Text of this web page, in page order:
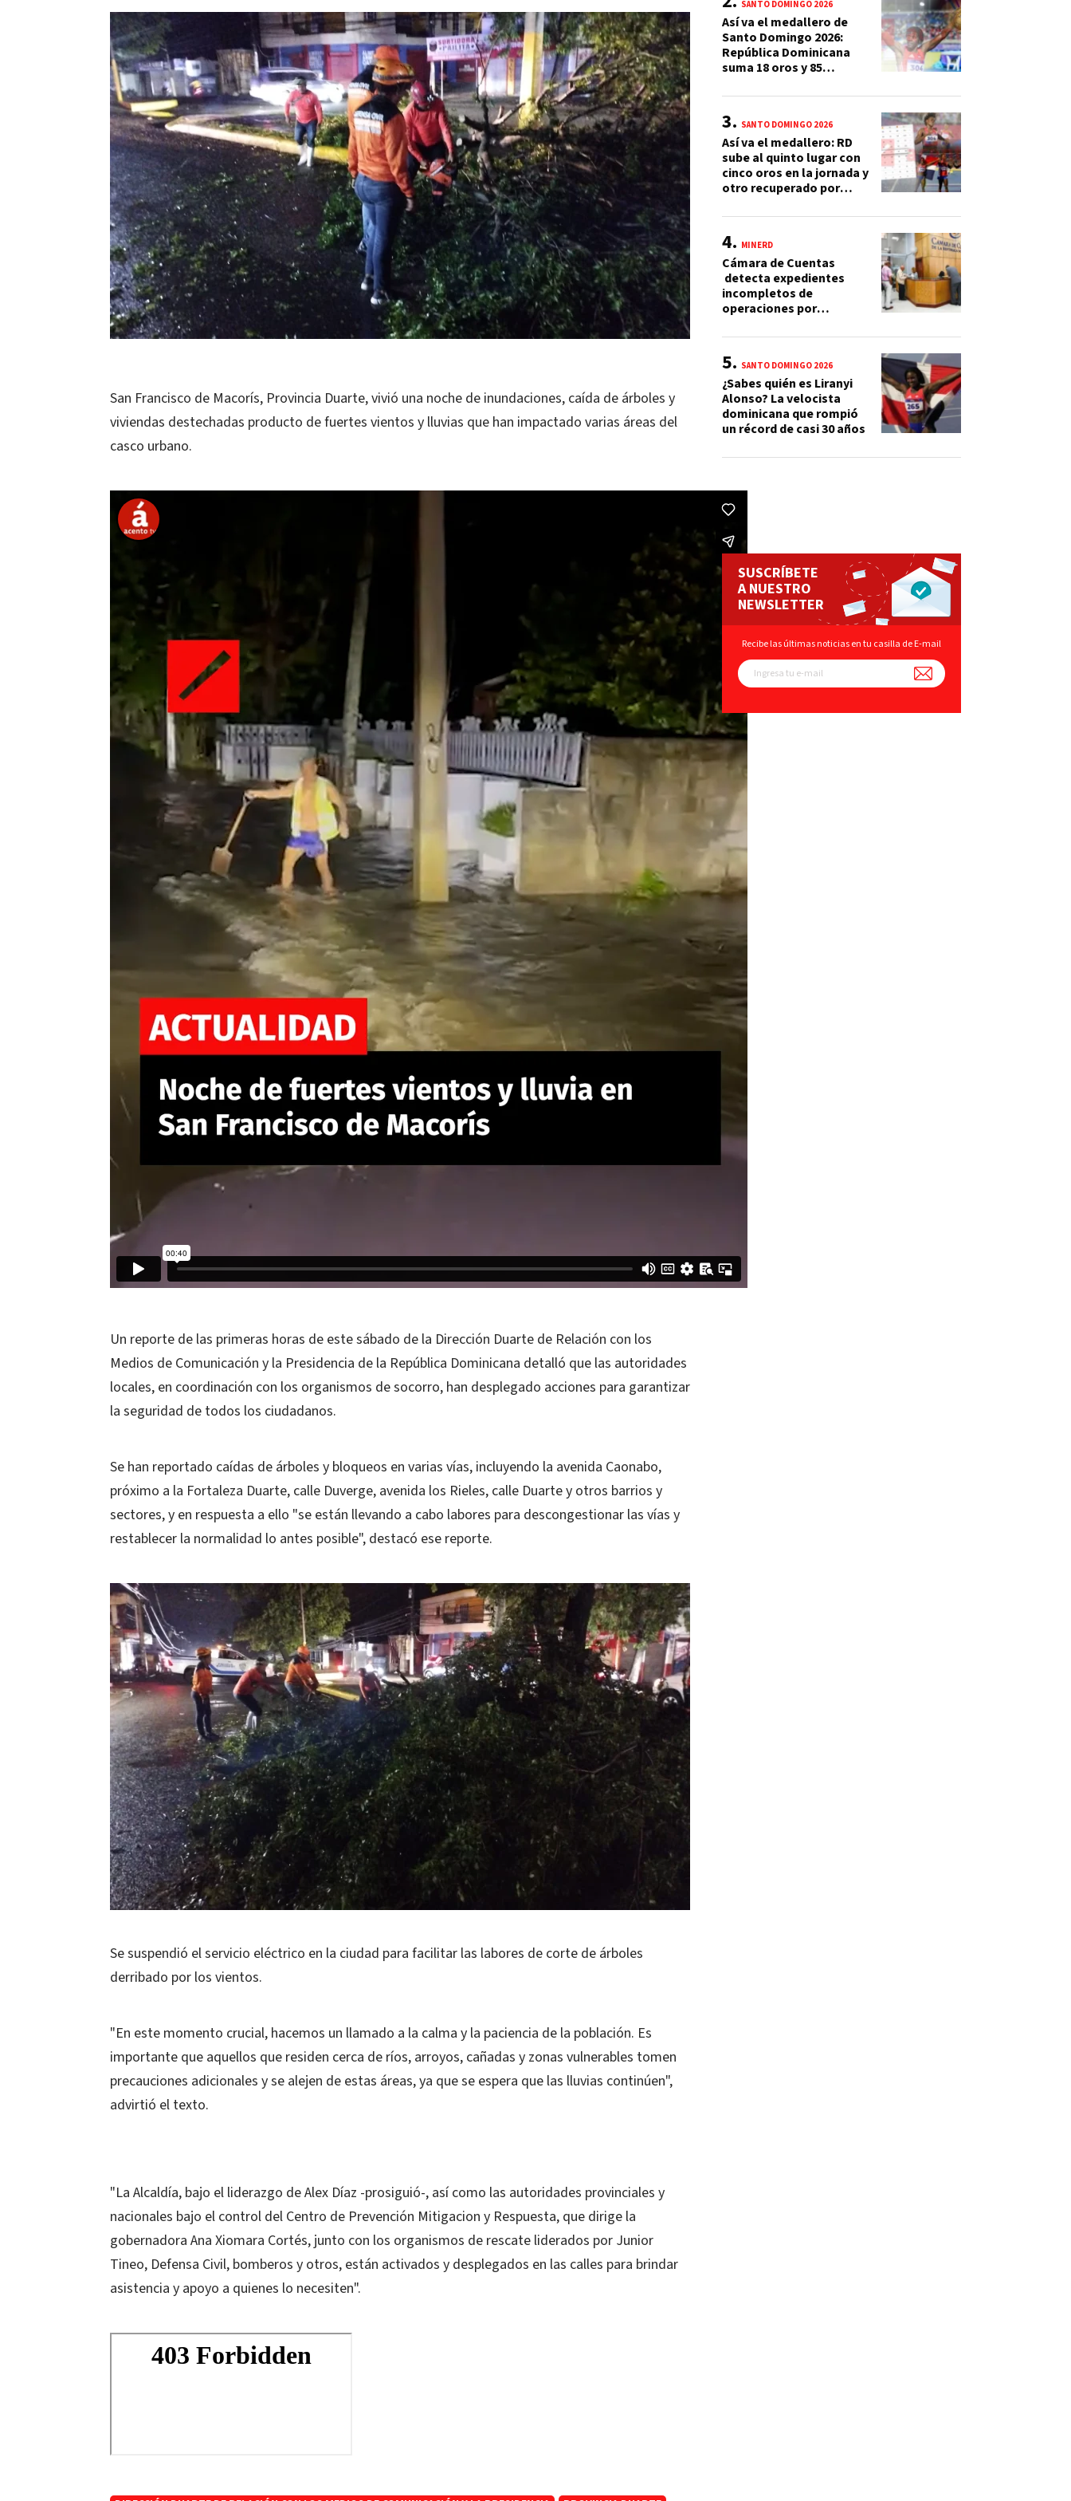
San Francisco de Macorís, Provincia Duarte, vivió una noche de inundaciones, caída de árboles y
viviendas destechadas producto de fuertes vientos y lluvias que han impactado varias áreas del
casco urbano.
Un reporte de las primeras horas de este sábado de la Dirección Duarte de Relación con los
Medios de Comunicación y la Presidencia de la República Dominicana detalló que las autoridades
locales, en coordinación con los organismos de socorro, han desplegado acciones para garantizar
la seguridad de todos los ciudadanos.
Se han reportado caídas de árboles y bloqueos en varias vías, incluyendo la avenida Caonabo,
próximo a la Fortaleza Duarte, calle Duverge, avenida los Rieles, calle Duarte y otros barrios y
sectores, y en respuesta a ello "se están llevando a cabo labores para descongestionar las vías y
restablecer la normalidad lo antes posible", destacó ese reporte.
Se suspendió el servicio eléctrico en la ciudad para facilitar las labores de corte de árboles
derribado por los vientos.
"En este momento crucial, hacemos un llamado a la calma y la paciencia de la población. Es
importante que aquellos que residen cerca de ríos, arroyos, cañadas y zonas vulnerables tomen
precauciones adicionales y se alejen de estas áreas, ya que se espera que las lluvias continúen",
advirtió el texto.
"La Alcaldía, bajo el liderazgo de Alex Díaz -prosiguió-, así como las autoridades provinciales y
nacionales bajo el control del Centro de Prevención Mitigacion y Respuesta, que dirige la
gobernadora Ana Xiomara Cortés, junto con los organismos de rescate liderados por Junior
Tineo, Defensa Civil, bomberos y otros, están activados y desplegados en las calles para brindar
asistencia y apoyo a quienes lo necesiten".
SANTO DOMINGO 2026
Así va el medallero de
Santo Domingo 2026:
República Dominicana
suma 18 oros y 85
SANTO DOMINGO 2026
Así va el medallero: RD
sube al quinto lugar con
cinco oros en la jornada y
otro recuperado por
MINERD
Cámara de Cuentas
detecta expedientes
incompletos de
operaciones por
MINERD, entre 2019 y
2020
SANTO DOMINGO 2026
¿Sabes quién es Liranyi
Alonso? La velocista
dominicana que rompió
un récord de casi 30 años
SUSCRÍBETE
A NUESTRO
NEWSLETTER
Recibe las últimas noticias en tu casilla de E-mail